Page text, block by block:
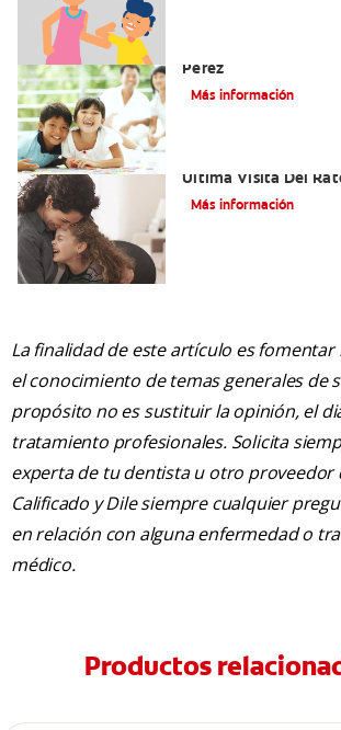
Pérez
Más información
Última Visita Del
Más información
La finalidad de este artículo es
el conocimiento de temas generales de
propósito no es sustituir la opinión, el
tratamiento profesionales. Solicita
experta de tu dentista u otro proveedor
Calificado y Dile siempre cualquier
en relación con alguna enfermedad o
médico.
Productos